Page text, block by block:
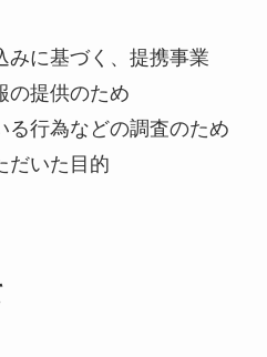
みに基づく、提携事業
の提供のため
る行為などの調査のため
だいた目的